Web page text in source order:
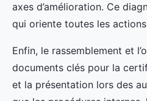
axes d’amélioration. Ce
qui oriente toutes les
Enfin, le rassemblement et
documents clés pour la
et la présentation lors des